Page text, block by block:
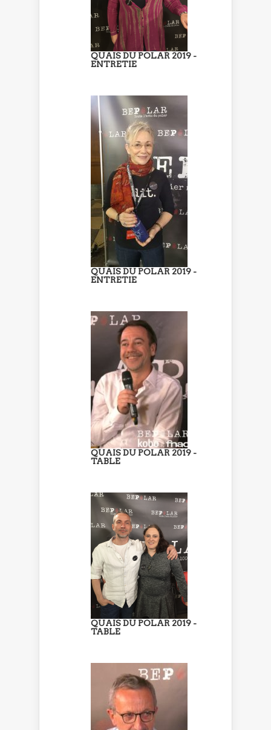
QUAIS DU POLAR 2019 -
ENTRETIE
QUAIS DU POLAR 2019 -
ENTRETIE
QUAIS DU POLAR 2019 -
TABLE
QUAIS DU POLAR 2019 -
TABLE